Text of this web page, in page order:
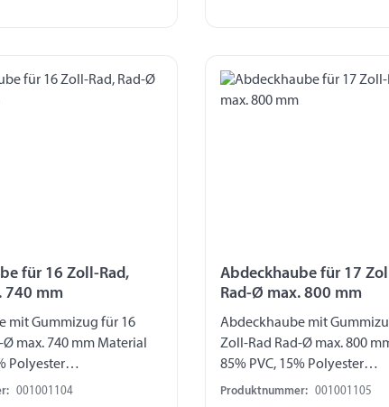
für 16 Zoll-Rad,
740 mm
mit Gummizug für 16
max. 740 mm Material
Polyester
UV-stabil
001001104
Abdeckhaube für 17
Rad-Ø max. 800 mm
Abdeckhaube mit
Zoll-Rad Rad-Ø max. 800
85% PVC, 15% Polyester
feuchtigkeitsverträglich UV-
Produktnummer: 001001105